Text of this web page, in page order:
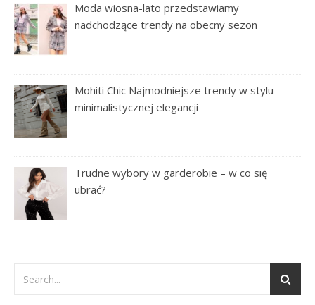
Moda wiosna-lato przedstawiamy
nadchodzące trendy na obecny sezon
Mohiti Chic Najmodniejsze trendy w stylu
minimalistycznej elegancji
Trudne wybory w garderobie – w co się
ubrać?